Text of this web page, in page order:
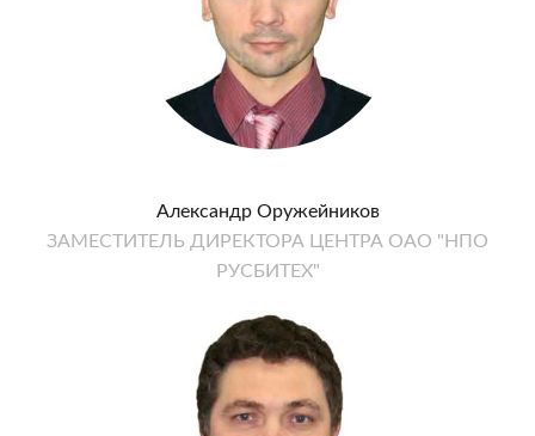
Александр Оружейников
ЗАМЕСТИТЕЛЬ ДИРЕКТОРА ЦЕНТРА ОАО "НПО
РУСБИТЕХ"